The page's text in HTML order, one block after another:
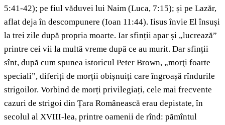
5:41-42); pe fiul văduvei lui Naim (Luca, 7:15); și pe Lazăr,
aflat deja în descompunere (Ioan 11:44). Iisus învie El însuși
la trei zile după propria moarte. Iar sfinții apar și „lucrează”
printre cei vii la multă vreme după ce au murit. Dar sfinții
sînt, după cum spunea istoricul Peter Brown, „morţi foarte
speciali”, diferiți de morții obișnuiți care îngroașă rîndurile
strigoilor. Vorbind de morți privilegiați, cele mai frecvente
cazuri de strigoi din Țara Românească erau depistate, în
secolul al XVIII-lea, printre oamenii de rînd: pămîntul